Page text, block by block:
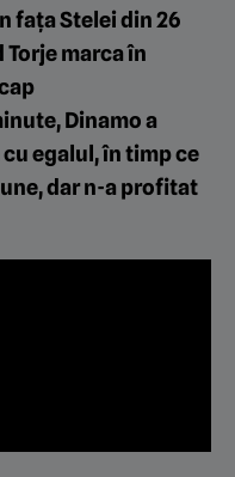
fața Stelei din 26
Torje marca în
Dinamo a
egalul, în timp ce
dar n-a profitat